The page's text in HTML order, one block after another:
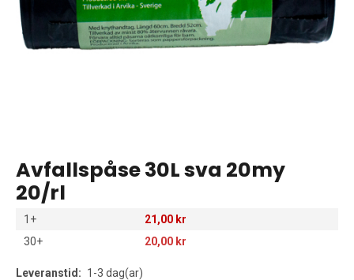
Avfallspåse 30L sva 20my
20/rl
1+
21,00 kr
30+
20,00 kr
Leveranstid: 1-3 dag(ar)